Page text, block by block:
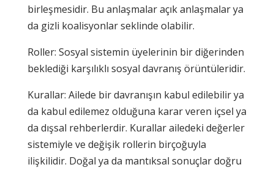
birleşmesidir. Bu anlaşmalar açık anlaşmalar ya
da gizli koalisyonlar seklinde olabilir.
Roller: Sosyal sistemin üyelerinin bir diğerinden
beklediği karşılıklı sosyal davranış örüntüleridir.
Kurallar: Ailede bir davranışın kabul edilebilir ya
da kabul edilemez olduğuna karar veren içsel ya
da dışsal rehberlerdir. Kurallar ailedeki değerler
sistemiyle ve değişik rollerin birçoğuyla
ilişkilidir. Doğal ya da mantıksal sonuçlar doğru